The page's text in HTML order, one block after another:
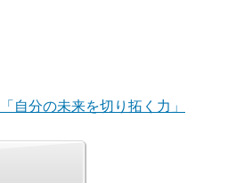
自分の未来を切り拓く力」